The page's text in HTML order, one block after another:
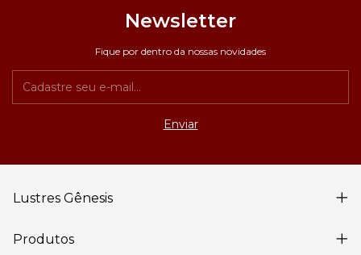
Newsletter
Fique por dentro da nossas novidades
Lustres Gênesis
Produtos